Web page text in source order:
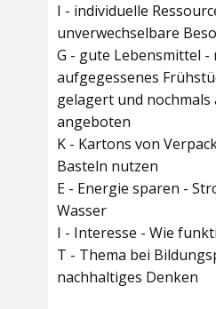
I - individuelle
unverwechselbare
G - gute Lebensmittel -
aufgegessenes
gelagert und nochmals
angeboten
K - Kartons von
Basteln nutzen
E - Energie sparen -
Wasser
I - Interesse - Wie
T - Thema bei
nachhaltiges Denken